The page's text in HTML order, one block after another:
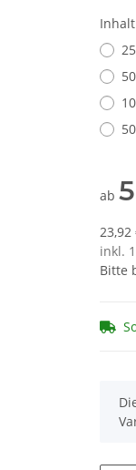
Inhalt
ab
inkl.
Bitte
x